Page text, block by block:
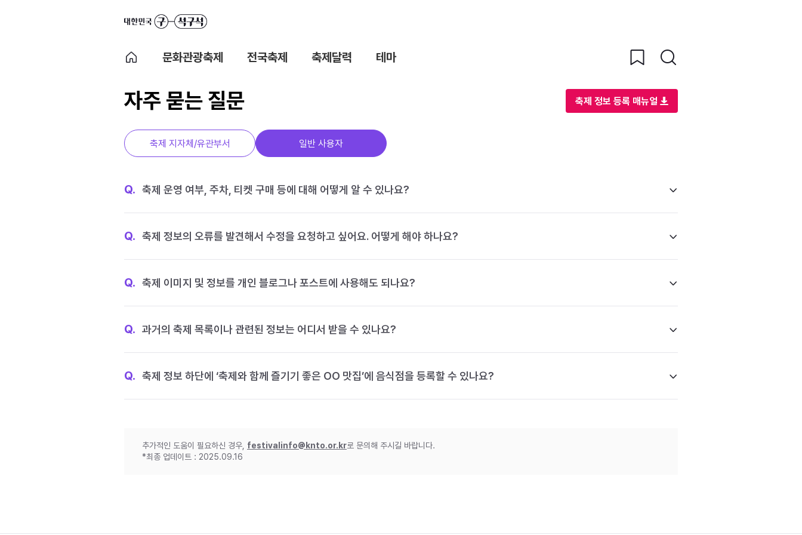
문화관광축제 전국축제 축제달력 테마
자주 묻는 질문 축제 정보 등록 매뉴얼
축제 지자체/유관부서 일반 사용자
Q. 축제 운영 여부, 주차, 티켓 구매 등에 대해 어떻게 알 수 있나요?
Q. 축제 정보의 오류를 발견해서 수정을 요청하고 싶어요. 어떻게 해야 하나요?
Q. 축제 이미지 및 정보를 개인 블로그나 포스트에 사용해도 되나요?
Q. 과거의 축제 목록이나 관련된 정보는 어디서 받을 수 있나요?
Q. 축제 정보 하단에 ‘축제와 함께 즐기기 좋은 OO 맛집’에 음식점을 등록할 수 있나요?
추가적인 도움이 필요하신 경우, festivalinfo@knto.or.kr로 문의해 주시길 바랍니다.
*최종 업데이트 : 2025.09.16